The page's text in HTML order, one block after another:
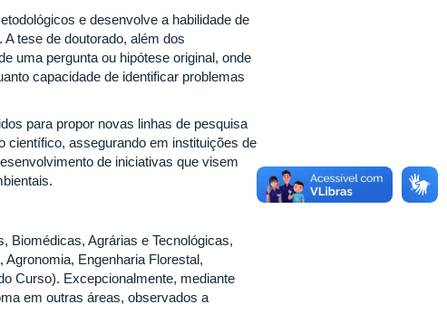
e desenvolve a habilidade de
tese de doutorado, além dos
uma pergunta ou hipótese original, onde
capacidade de identificar problemas
para propor novas linhas de pesquisa
científico, assegurando em instituições de
de iniciativas que visem
Biomédicas, Agrárias e Tecnológicas,
Engenharia Florestal,
Curso). Excepcionalmente, mediante
em outras áreas, observados a